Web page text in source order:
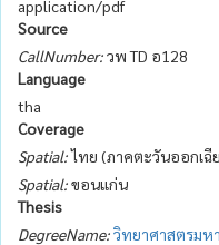
application/pdf
Source
CallNumber:วพ TD อ128
Language
tha
Coverage
Spatial:ไทย (ภาคตะวันออกเฉี
Spatial:ขอนแก่น
Thesis
DegreeName:วิทยาศาสตรม